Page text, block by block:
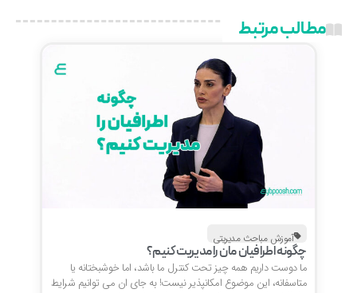
مطالب مرتبط
آموزش مباحث مدیریتی
چگونه اطرافیان مان را مدیریت کنیم؟
ما دوست داریم همه چیز تحت کنترل ما باشد، اما خوشبختانه یا
متاسفانه، این موضوع امکانپذیر نیست! به جای ان می توانیم شرایط